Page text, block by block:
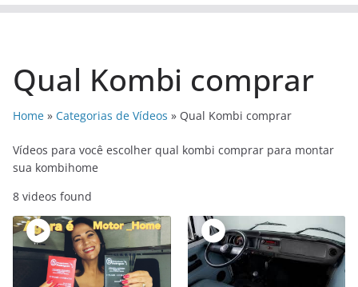
Qual Kombi comprar
Home » Categorias de Vídeos » Qual Kombi comprar
Vídeos para você escolher qual kombi comprar para montar
sua kombihome
8 videos found